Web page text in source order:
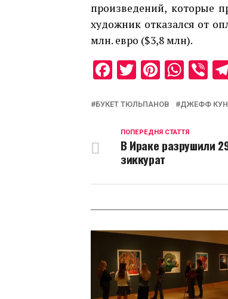
произведений, которые
художник отказался от
млн. евро ($3,8 млн).
Facebook
Twitter
БУКЕТ ТЮЛЬПАНОВ ДЖЕФФ
ПОПЕРЕДНЯ СТАТТЯ
В Ираке разрушили
зиккурат